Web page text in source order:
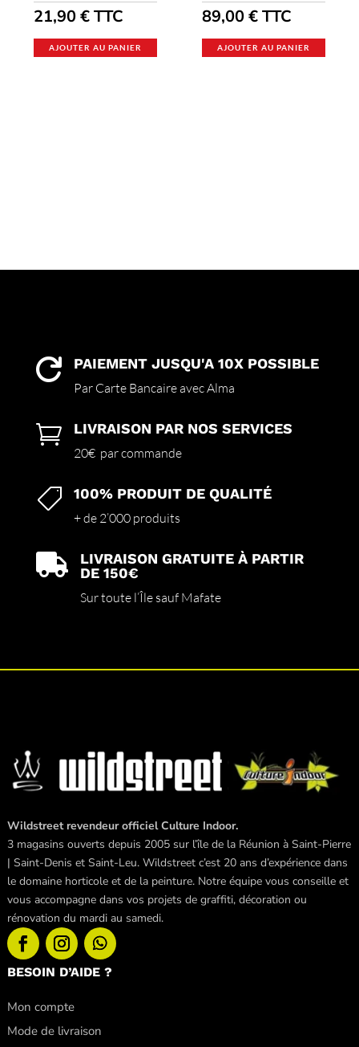
21,90€ TTC
AJOUTER AU PANIER
89,00€TTC
AJOUTER AU PANIER
 PAIEMENT JUSQU'A 10X POSSIBLE
Par Carte Bancaire avec Alma
 LIVRAISON PAR NOS SERVICES
20€ par commande
 100% PRODUIT DE QUALITÉ
+ de 2’000 produits

LIVRAISON GRATUITE À PARTIR
DE 150€
Sur toute l’Île sauf Mafate
Wildstreet revendeur officiel Culture Indoor.
3 magasins ouverts depuis 2005 sur l’île de la Réunion à Saint-Pierre
| Saint-Denis et Saint-Leu. Wildstreet c’est 20 ans d’expérience dans
le domaine horticole et de la peinture. Notre équipe vous conseille et
vous accompagne dans vos projets de graffiti, décoration ou
rénovation du mardi au samedi.
BESOIN D’AIDE ?
Mon compte
Mode de livraison